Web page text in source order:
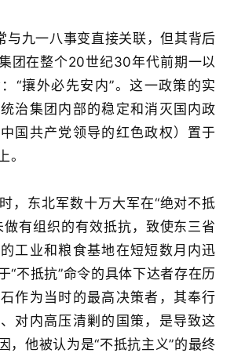
与九一八事变直接关联，但其背后
团在整个20世纪30年代前期一以
“攘外必先安内”。这一政策的实
治集团内部的稳定和消灭国内政
国共产党领导的红色政权）置于
。
，东北军数十万大军在“绝对不抵
做有组织的有效抵抗，致使东三省
工业和粮食基地在短短数月内迅
“不抵抗”命令的具体下达者存在历
作为当时的最高决策者，其奉行
对内高压清剿的国策，是导致这
，他被认为是“不抵抗主义”的最终